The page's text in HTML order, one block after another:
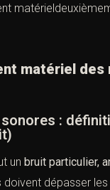
matériel des
:
un bruit particulier,
doivent dépasser